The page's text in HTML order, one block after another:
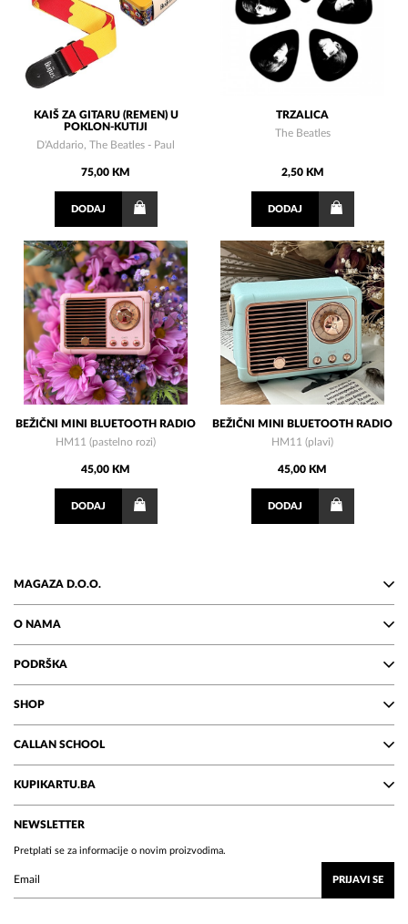
KAIŠ ZA GITARU (REMEN) U
POKLON-KUTIJI
D'Addario, The Beatles - Paul
75,00 KM
DODAJ
TRZALICA
The Beatles
2,50 KM
DODAJ
BEŽIČNI MINI BLUETOOTH RADIO
HM11 (pastelno rozi)
45,00 KM
DODAJ
BEŽIČNI MINI BLUETOOTH RADIO
HM11 (plavi)
45,00 KM
DODAJ
MAGAZA D.O.O.
O NAMA
PODRŠKA
SHOP
CALLAN SCHOOL
KUPIKARTU.BA
NEWSLETTER
Pretplati se za informacije o novim proizvodima.
PRIJAVI SE